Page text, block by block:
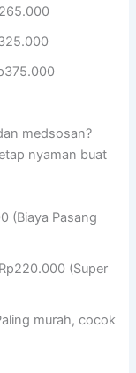
medsosan?
nyaman buat
(Biaya Pasang
(Super
murah, cocok